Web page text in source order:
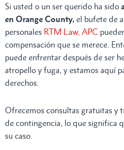
Si usted o un ser querido ha sido
en Orange County, el bufete de
personales RTM Law, APC
compensación que se merece.
puede enfrentar después de ser
atropello y fuga, y estamos aquí
derechos.
Ofrecemos consultas gratuitas y
de contingencia, lo que significa
su caso.